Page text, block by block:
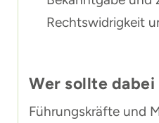
Rechtswidrigkeit
Wer sollte dabei
Führungskräfte und